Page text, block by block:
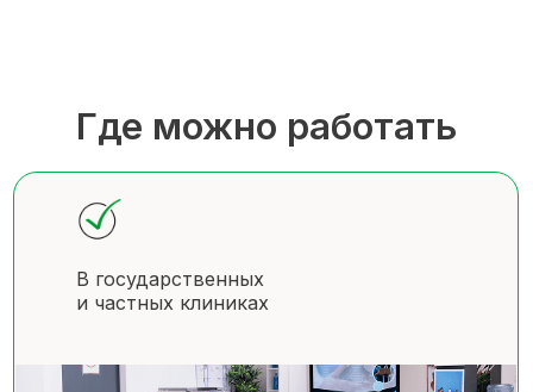
Где можно работать
В государственных
и частных клиниках